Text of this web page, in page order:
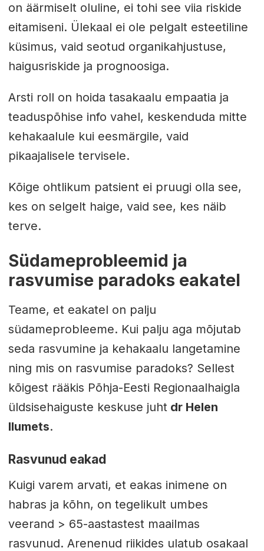
on äärmiselt oluline, ei tohi see viia riskide
eitamiseni. Ülekaal ei ole pelgalt esteetiline
küsimus, vaid seotud organikahjustuse,
haigusriskide ja prognoosiga.
Arsti roll on hoida tasakaalu empaatia ja
teaduspõhise info vahel, keskenduda mitte
kehakaalule kui eesmärgile, vaid
pikaajalisele tervisele.
Kõige ohtlikum patsient ei pruugi olla see,
kes on selgelt haige, vaid see, kes näib
terve.
Südameprobleemid ja
rasvumise paradoks eakatel
Teame, et eakatel on palju
südameprobleeme. Kui palju aga mõjutab
seda rasvumine ja kehakaalu langetamine
ning mis on rasvumise paradoks? Sellest
kõigest rääkis Põhja-Eesti Regionaalhaigla
üldsisehaiguste keskuse juhtdr Helen
Ilumets.
Rasvunud eakad
Kuigi varem arvati, et eakas inimene on
habras ja kõhn, on tegelikult umbes
veerand > 65-aastastest maailmas
rasvunud. Arenenud riikides ulatub osakaal